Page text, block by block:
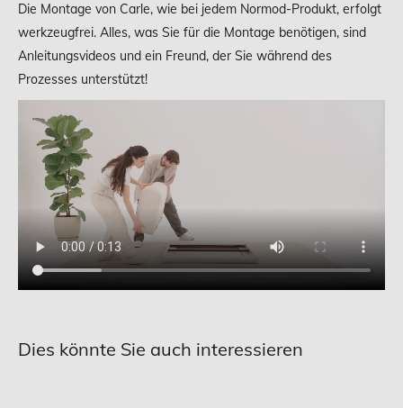
Die Montage von Carle, wie bei jedem Normod-Produkt, erfolgt
werkzeugfrei. Alles, was Sie für die Montage benötigen, sind
Anleitungsvideos und ein Freund, der Sie während des
Prozesses unterstützt!
Dies könnte Sie auch interessieren